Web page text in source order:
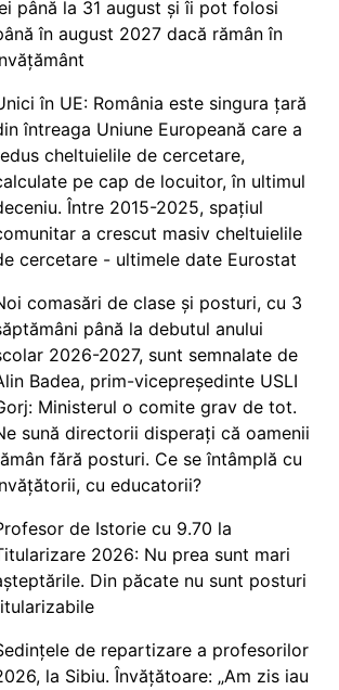
până la 31 august și îi pot folosi
în august 2027 dacă rămân în
în UE: România este singura țară
întreaga Uniune Europeană care a
cheltuielile de cercetare,
pe cap de locuitor, în ultimul
Între 2015-2025, spațiul
a crescut masiv cheltuielile
cercetare - ultimele date Eurostat
comasări de clase și posturi, cu 3
până la debutul anului
2026-2027, sunt semnalate de
Badea, prim-vicepreședinte USLI
Ministerul o comite grav de tot.
sună directorii disperați că oamenii
fără posturi. Ce se întâmplă cu
cu educatorii?
de Istorie cu 9.70 la
2026: Nu prea sunt mari
Din păcate nu sunt posturi
de repartizare a profesorilor
la Sibiu. Învățătoare: „Am zis iau